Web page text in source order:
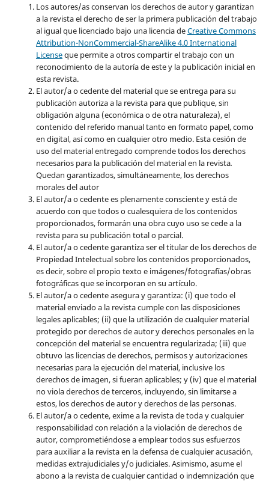
Los autores/as conservan los derechos de autor y garantizan
a la revista el derecho de ser la primera publicación del trabajo
al igual que licenciado bajo una licencia deCreative Commons
Attribution-NonCommercial-ShareAlike 4.0 International
Licenseque permite a otros compartir el trabajo con un
reconocimiento de la autoría de este y la publicación inicial en
esta revista.
El autor/a o cedente del material que se entrega para su
publicación autoriza a la revista para que publique, sin
obligación alguna (económica o de otra naturaleza), el
contenido del referido manual tanto en formato papel, como
en digital, así como en cualquier otro medio. Esta cesión de
uso del material entregado comprende todos los derechos
necesarios para la publicación del material en la revista.
Quedan garantizados, simultáneamente, los derechos
morales del autor
El autor/a o cedente es plenamente consciente y está de
acuerdo con que todos o cualesquiera de los contenidos
proporcionados, formarán una obra cuyo uso se cede a la
revista para su publicación total o parcial.
El autor/a o cedente garantiza ser el titular de los derechos de
Propiedad Intelectual sobre los contenidos proporcionados,
es decir, sobre el propio texto e imágenes/fotografías/obras
fotográficas que se incorporan en su artículo.
El autor/a o cedente asegura y garantiza: (i) que todo el
material enviado a la revista cumple con las disposiciones
legales aplicables; (ii) que la utilización de cualquier material
protegido por derechos de autor y derechos personales en la
concepción del material se encuentra regularizada; (iii) que
obtuvo las licencias de derechos, permisos y autorizaciones
necesarias para la ejecución del material, inclusive los
derechos de imagen, si fueran aplicables; y (iv) que el material
no viola derechos de terceros, incluyendo, sin limitarse a
estos, los derechos de autor y derechos de las personas.
El autor/a o cedente, exime a la revista de toda y cualquier
responsabilidad con relación a la violación de derechos de
autor, comprometiéndose a emplear todos sus esfuerzos
para auxiliar a la revista en la defensa de cualquier acusación,
medidas extrajudiciales y/o judiciales. Asimismo, asume el
abono a la revista de cualquier cantidad o indemnización que